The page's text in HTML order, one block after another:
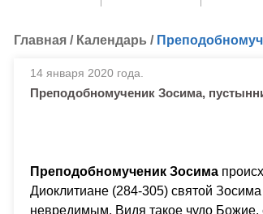
Главная / Календарь /
14 января 2020 года.
Преподобномученик Зосима,
Преподобномученик Зосима
Диоклитиане (284-305) святой
невредимым. Видя такое чудо